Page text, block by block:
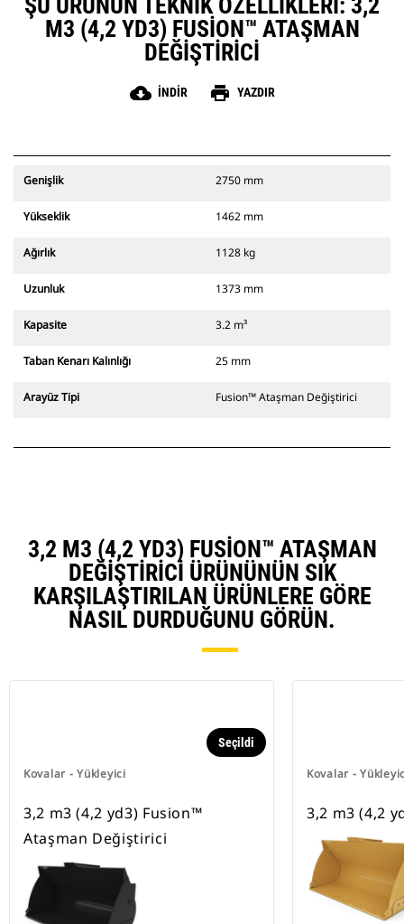
ŞU ÜRÜNÜN TEKNIK ÖZELLIKLERI: 3,2
M3 (4,2 YD3) FUSION™ ATAŞMAN
DEĞIŞTIRICI
cloud_download İNDIR print YAZDIR
Genişlik 2750 mm
Yükseklik 1462 mm
Ağırlık 1128 kg
Uzunluk 1373 mm
Kapasite 3.2 m³
Taban Kenarı Kalınlığı 25 mm
Arayüz Tipi Fusion™ Ataşman Değiştirici
3,2 M3 (4,2 YD3) FUSION™ ATAŞMAN
DEĞIŞTIRICI ÜRÜNÜNÜN SIK
KARŞILAŞTIRILAN ÜRÜNLERE GÖRE
NASIL DURDUĞUNU GÖRÜN.
Kovalar - Yükleyici
Seçildi
3,2 m3 (4,2 yd3) Fusion™
Ataşman Değiştirici
Kovalar -
3,2 m3 (4,2